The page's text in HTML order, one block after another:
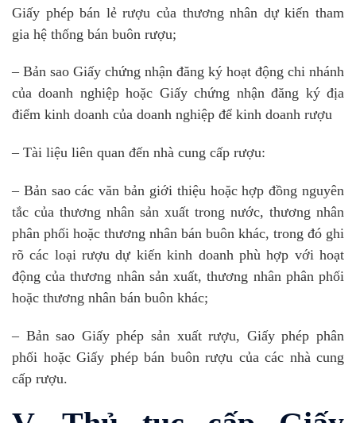
Giấy phép bán lẻ rượu của thương nhân dự kiến tham
gia hệ thống bán buôn rượu;
– Bản sao Giấy chứng nhận đăng ký hoạt động chi nhánh
của doanh nghiệp hoặc Giấy chứng nhận đăng ký địa
điểm kinh doanh của doanh nghiệp để kinh doanh rượu
– Tài liệu liên quan đến nhà cung cấp rượu:
– Bản sao các văn bản giới thiệu hoặc hợp đồng nguyên
tắc của thương nhân sản xuất trong nước, thương nhân
phân phối hoặc thương nhân bán buôn khác, trong đó ghi
rõ các loại rượu dự kiến kinh doanh phù hợp với hoạt
động của thương nhân sản xuất, thương nhân phân phối
hoặc thương nhân bán buôn khác;
– Bản sao Giấy phép sản xuất rượu, Giấy phép phân
phối hoặc Giấy phép bán buôn rượu của các nhà cung
cấp rượu.